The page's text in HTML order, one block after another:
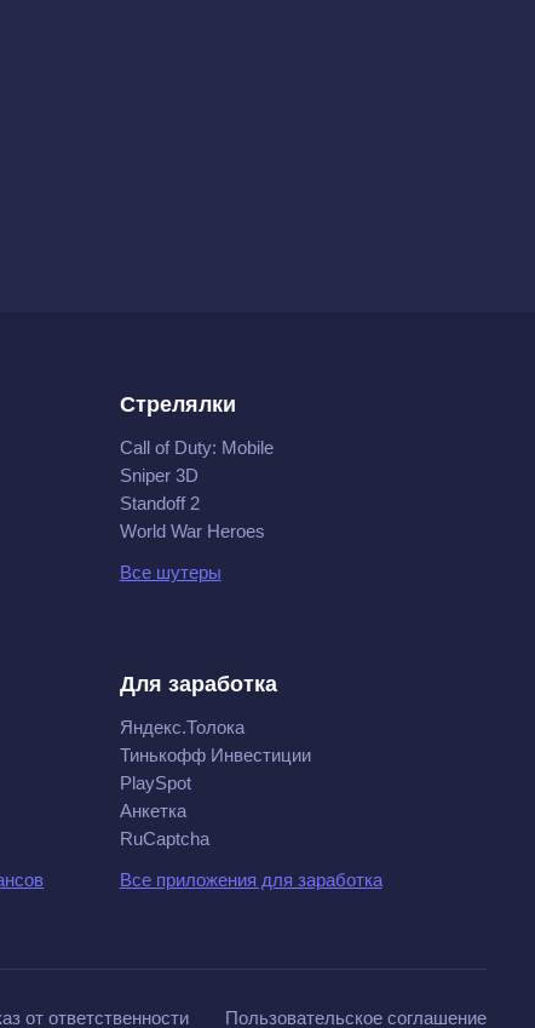
Стрелялки
Call of Duty: Mobile
Sniper 3D
Standoff 2
World War Heroes
Все шутеры
Для заработка
Яндекс.Толока
Тинькофф Инвестиции
PlaySpot
Анкетка
RuCaptcha
Все приложения для заработка
от ответственности Пользовательское соглашение